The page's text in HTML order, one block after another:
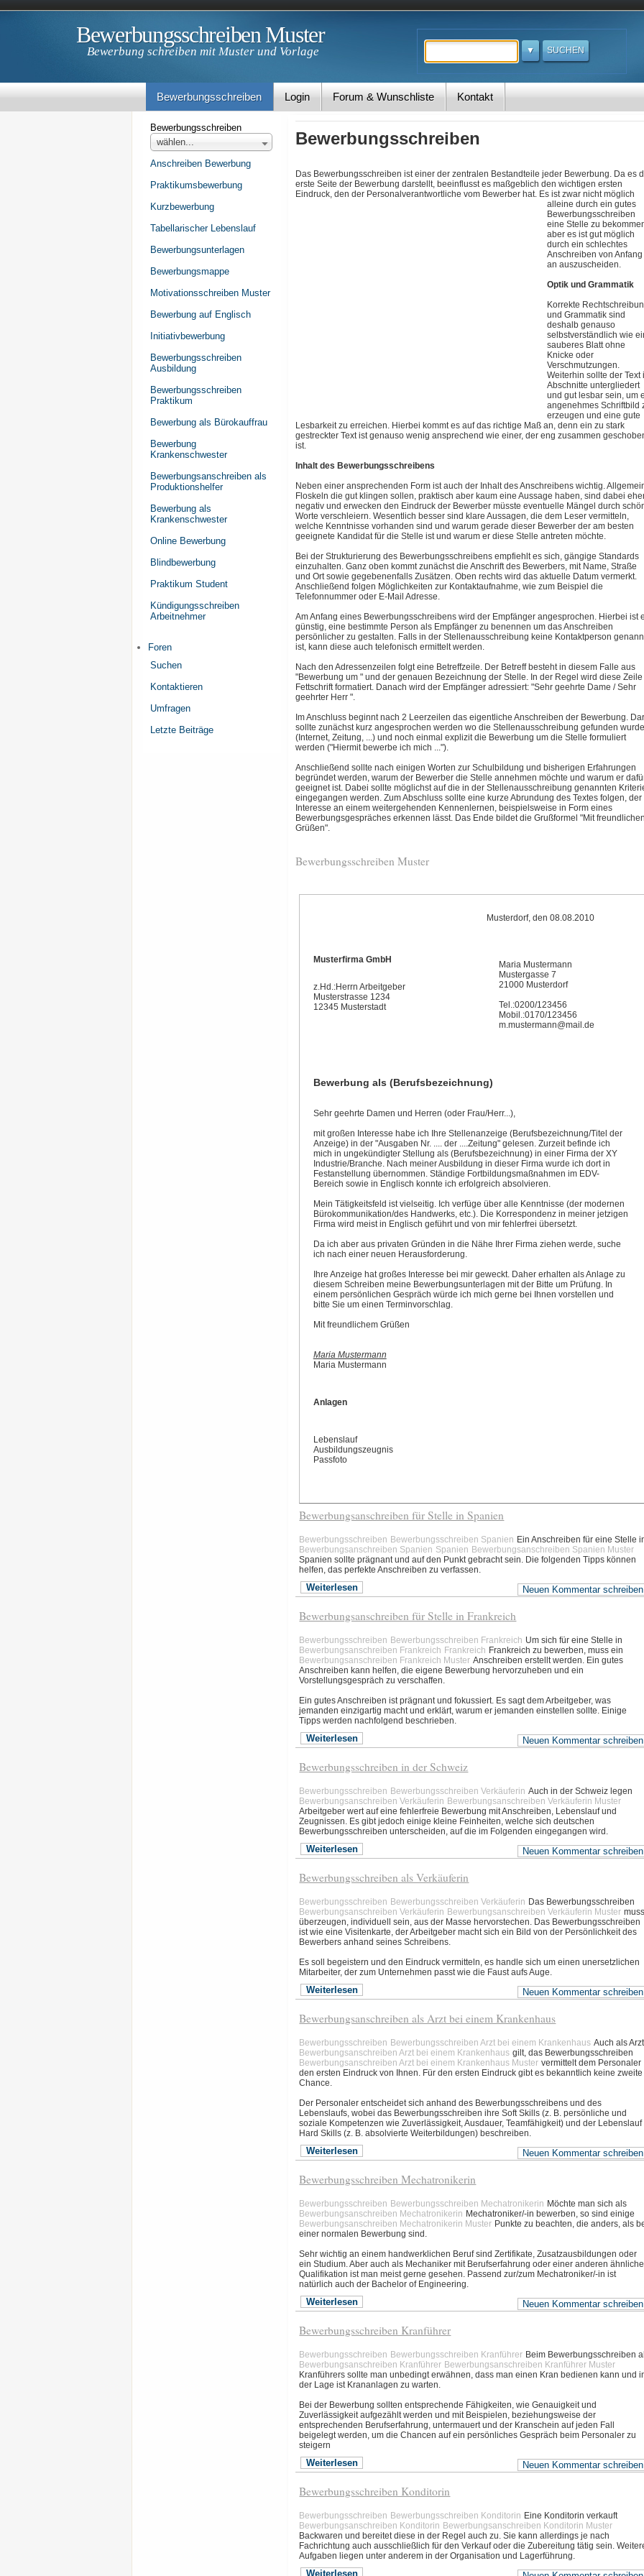
Bewerbungsschreiben Muster
Bewerbung schreiben mit Muster und Vorlage Suchen
Bewerbungsschreiben Login Forum & Wunschliste Kontakt
Bewerbungsschreiben
wählen...
Anschreiben Bewerbung
Praktikumsbewerbung
Kurzbewerbung
Tabellarischer Lebenslauf
Bewerbungsunterlagen
Bewerbungsmappe
Motivationsschreiben Muster
Bewerbung auf Englisch
Initiativbewerbung
Bewerbungsschreiben
Ausbildung
Bewerbungsschreiben
Praktikum
Bewerbung als Bürokauffrau
Bewerbung
Krankenschwester
Bewerbungsanschreiben als
Produktionshelfer
Bewerbung als
Krankenschwester
Online Bewerbung
Blindbewerbung
Praktikum Student
Kündigungsschreiben
Arbeitnehmer
Foren
Suchen
Kontaktieren
Umfragen
Letzte Beiträge
Bewerbungsschreiben
Das Bewerbungsschreiben ist einer der zentralen Bestandteile jeder Bewerbung. Da es
erste Seite der Bewerbung darstellt, beeinflusst es maßgeblich den wichtigen ersten
Eindruck, den der Personalverantwortliche vom Bewerber hat. Es ist zwar nicht möglich
alleine durch ein gutes
Bewerbungsschreiben
eine Stelle zu
aber es ist gut möglich
durch ein schlechtes
Anschreiben von Anfang
an auszuscheiden.
Optik und Grammatik
Korrekte
und Grammatik sind
deshalb genauso
selbstverständlich wie
sauberes Blatt ohne
Knicke oder
Verschmutzungen.
Weiterhin sollte der Text
Abschnitte untergliedert
und gut lesbar sein, um
angenehmes Schriftbild
erzeugen und eine gute
Lesbarkeit zu erreichen. Hierbei kommt es auf das richtige Maß an, denn ein zu stark
gestreckter Text ist genauso wenig ansprechend wie einer, der eng zusammen
ist.
Inhalt des Bewerbungsschreibens
Neben einer ansprechenden Form ist auch der Inhalt des Anschreibens wichtig.
Floskeln die gut klingen sollen, praktisch aber kaum eine Aussage haben, sind dabei
negativ und erwecken den Eindruck der Bewerber müsste eventuelle Mängel durch
Worte verschleiern. Wesentlich besser sind klare Aussagen, die dem Leser vermitteln,
welche Kenntnisse vorhanden sind und warum gerade dieser Bewerber der am besten
geeignete Kandidat für die Stelle ist und warum er diese Stelle antreten möchte.
Bei der Strukturierung des Bewerbungsschreibens empfiehlt es sich, gängige Standards
einzuhalten. Ganz oben kommt zunächst die Anschrift des Bewerbers, mit Name, Straße
und Ort sowie gegebenenfalls Zusätzen. Oben rechts wird das aktuelle Datum vermerkt.
Anschließend folgen Möglichkeiten zur Kontaktaufnahme, wie zum Beispiel die
Telefonnummer oder E-Mail Adresse.
Am Anfang eines Bewerbungsschreibens wird der Empfänger angesprochen. Hierbei ist
günstig, eine bestimmte Person als Empfänger zu benennen um das Anschreiben
persönlicher zu gestalten. Falls in der Stellenausschreibung keine Kontaktperson
ist, kann diese auch telefonisch ermittelt werden.
Nach den Adressenzeilen folgt eine Betreffzeile. Der Betreff besteht in diesem Falle aus
"Bewerbung um " und der genauen Bezeichnung der Stelle. In der Regel wird diese
Fettschrift formatiert. Danach wird der Empfänger adressiert: "Sehr geehrte Dame / Sehr
geehrter Herr ".
Im Anschluss beginnt nach 2 Leerzeilen das eigentliche Anschreiben der Bewerbung.
sollte zunächst kurz angesprochen werden wo die Stellenausschreibung gefunden
(Internet, Zeitung, ...) und noch einmal explizit die Bewerbung um die Stelle formuliert
werden ("Hiermit bewerbe ich mich ...").
Anschließend sollte nach einigen Worten zur Schulbildung und bisherigen Erfahrungen
begründet werden, warum der Bewerber die Stelle annehmen möchte und warum er
geeignet ist. Dabei sollte möglichst auf die in der Stellenausschreibung genannten
eingegangen werden. Zum Abschluss sollte eine kurze Abrundung des Textes folgen, der
Interesse an einem weitergehenden Kennenlernen, beispielsweise in Form eines
Bewerbungsgespräches erkennen lässt. Das Ende bildet die Grußformel "Mit
Grüßen".
Bewerbungsschreiben Muster
Musterdorf, den 08.08.2010
Musterfirma GmbH
z.Hd.:Herrn Arbeitgeber
Musterstrasse 1234
12345 Musterstadt
Maria Mustermann
Mustergasse 7
21000 Musterdorf
Tel.:0200/123456
Mobil.:0170/123456
m.mustermann@mail.de
Bewerbung als (Berufsbezeichnung)
Sehr geehrte Damen und Herren (oder Frau/Herr...),
mit großen Interesse habe ich Ihre Stellenanzeige (Berufsbezeichnung/Titel der
Anzeige) in der "Ausgaben Nr. .... der ....Zeitung" gelesen. Zurzeit befinde ich
mich in ungekündigter Stellung als (Berufsbezeichnung) in einer Firma der XY
Industrie/Branche. Nach meiner Ausbildung in dieser Firma wurde ich dort in
Festanstellung übernommen. Ständige Fortbildungsmaßnahmen im EDV-
Bereich sowie in Englisch konnte ich erfolgreich absolvieren.
Mein Tätigkeitsfeld ist vielseitig. Ich verfüge über alle Kenntnisse (der modernen
Bürokommunikation/des Handwerks, etc.). Die Korrespondenz in meiner jetzigen
Firma wird meist in Englisch geführt und von mir fehlerfrei übersetzt.
Da ich aber aus privaten Gründen in die Nähe Ihrer Firma ziehen werde, suche
ich nach einer neuen Herausforderung.
Ihre Anzeige hat großes Interesse bei mir geweckt. Daher erhalten als Anlage zu
diesem Schreiben meine Bewerbungsunterlagen mit der Bitte um Prüfung. In
einem persönlichen Gespräch würde ich mich gerne bei Ihnen vorstellen und
bitte Sie um einen Terminvorschlag.
Mit freundlichem Grüßen
Maria Mustermann
Maria Mustermann
Anlagen
Lebenslauf
Ausbildungszeugnis
Passfoto
Bewerbungsanschreiben für Stelle in Spanien
Bewerbungsschreiben Bewerbungsschreiben Spanien
Bewerbungsanschreiben Spanien Spanien Bewerbungsanschreiben Spanien Muster
Ein Anschreiben für eine Stelle
Spanien sollte prägnant und auf den Punkt gebracht sein. Die folgenden Tipps können
helfen, das perfekte Anschreiben zu verfassen.
Weiterlesen Neuen Kommentar schreiben
Bewerbungsanschreiben für Stelle in Frankreich
Bewerbungsschreiben Bewerbungsschreiben Frankreich
Bewerbungsanschreiben Frankreich Frankreich
Bewerbungsanschreiben Frankreich Muster
Um sich für eine Stelle in
Frankreich zu bewerben, muss ein
Anschreiben erstellt werden. Ein gutes
Anschreiben kann helfen, die eigene Bewerbung hervorzuheben und ein
Vorstellungsgespräch zu verschaffen.
Ein gutes Anschreiben ist prägnant und fokussiert. Es sagt dem Arbeitgeber, was
jemanden einzigartig macht und erklärt, warum er jemanden einstellen sollte. Einige
Tipps werden nachfolgend beschrieben.
Weiterlesen Neuen Kommentar schreiben
Bewerbungsschreiben in der Schweiz
Bewerbungsschreiben Bewerbungsschreiben Verkäuferin
Bewerbungsanschreiben Verkäuferin Bewerbungsanschreiben Verkäuferin Muster
Auch in der Schweiz legen
Arbeitgeber wert auf eine fehlerfreie Bewerbung mit Anschreiben, Lebenslauf und
Zeugnissen. Es gibt jedoch einige kleine Feinheiten, welche sich deutschen
Bewerbungsschreiben unterscheiden, auf die im Folgenden eingegangen wird.
Weiterlesen Neuen Kommentar schreiben
Bewerbungsschreiben als Verkäuferin
Bewerbungsschreiben Bewerbungsschreiben Verkäuferin
Bewerbungsanschreiben Verkäuferin Bewerbungsanschreiben Verkäuferin Muster
Das Bewerbungsschreiben
überzeugen, individuell sein, aus der Masse hervorstechen. Das Bewerbungsschreiben
ist wie eine Visitenkarte, der Arbeitgeber macht sich ein Bild von der Persönlichkeit des
Bewerbers anhand seines Schreibens.
Es soll begeistern und den Eindruck vermitteln, es handle sich um einen unersetzlichen
Mitarbeiter, der zum Unternehmen passt wie die Faust aufs Auge.
Weiterlesen Neuen Kommentar schreiben
Bewerbungsanschreiben als Arzt bei einem Krankenhaus
Bewerbungsschreiben Bewerbungsschreiben Arzt bei einem Krankenhaus
Bewerbungsanschreiben Arzt bei einem Krankenhaus
Bewerbungsanschreiben Arzt bei einem Krankenhaus Muster
Auch als Arzt
gilt, das Bewerbungsschreiben
vermittelt dem Personaler
den ersten Eindruck von Ihnen. Für den ersten Eindruck gibt es bekanntlich keine zweite
Chance.
Der Personaler entscheidet sich anhand des Bewerbungsschreibens und des
Lebenslaufs, wobei das Bewerbungsschreiben ihre Soft Skills (z. B. persönliche und
soziale Kompetenzen wie Zuverlässigkeit, Ausdauer, Teamfähigkeit) und der Lebenslauf
Hard Skills (z. B. absolvierte Weiterbildungen) beschreiben.
Weiterlesen Neuen Kommentar schreiben
Bewerbungsschreiben Mechatronikerin
Bewerbungsschreiben Bewerbungsschreiben Mechatronikerin
Bewerbungsanschreiben Mechatronikerin
Bewerbungsanschreiben Mechatronikerin Muster
Möchte man sich als
Mechatroniker/-in bewerben, so sind einige
Punkte zu beachten, die anders, als
einer normalen Bewerbung sind.
Sehr wichtig an einem handwerklichen Beruf sind Zertifikate, Zusatzausbildungen oder
ein Studium. Aber auch als Mechaniker mit Berufserfahrung oder einer anderen
Qualifikation ist man meist gerne gesehen. Passend zur/zum Mechatroniker/-in ist
natürlich auch der Bachelor of Engineering.
Weiterlesen Neuen Kommentar schreiben
Bewerbungsschreiben Kranführer
Bewerbungsschreiben Bewerbungsschreiben Kranführer
Bewerbungsanschreiben Kranführer Bewerbungsanschreiben Kranführer Muster
Beim Bewerbungsschreiben
Kranführers sollte man unbedingt erwähnen, dass man einen Kran bedienen kann und
der Lage ist Krananlagen zu warten.
Bei der Bewerbung sollten entsprechende Fähigkeiten, wie Genauigkeit und
Zuverlässigkeit aufgezählt werden und mit Beispielen, beziehungsweise der
entsprechenden Berufserfahrung, untermauert und der Kranschein auf jeden Fall
beigelegt werden, um die Chancen auf ein persönliches Gespräch beim Personaler zu
steigern
Weiterlesen Neuen Kommentar schreiben
Bewerbungsschreiben Konditorin
Bewerbungsschreiben Bewerbungsschreiben Konditorin
Bewerbungsanschreiben Konditorin Bewerbungsanschreiben Konditorin Muster
Eine Konditorin verkauft
Backwaren und bereitet diese in der Regel auch zu. Sie kann allerdings je nach
Fachrichtung auch ausschließlich für den Verkauf oder die Zubereitung tätig sein.
Aufgaben liegen unter anderem in der Organisation und Lagerführung.
Weiterlesen